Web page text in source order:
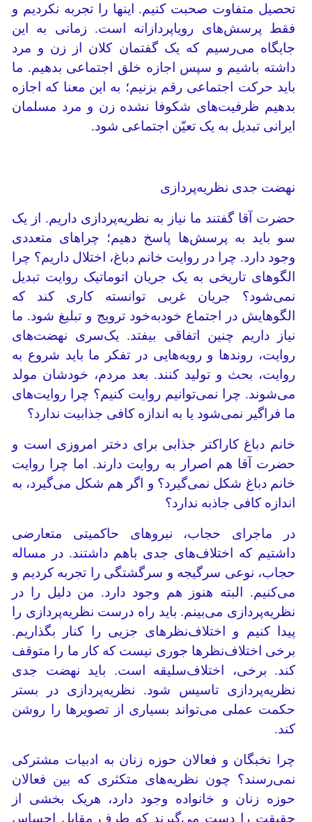
تحصیل متفاوت صحبت کنیم. اینها را تجربه نکردیم و
فقط پرسش‌های رویاپردازانه است. زمانی به این
جایگاه می‌رسیم که یک گفتمان کلان از زن و مرد
داشته باشیم و سپس اجازه خلق اجتماعی بدهیم. ما
باید حرکت اجتماعی رقم بزنیم؛ به این معنا که اجازه
بدهیم ظرفیت‌های شکوفا نشده زن و مرد مسلمان
ایرانی تبدیل به یک تعیّن اجتماعی شود.
نهضت جدی نظریه‌پردازی
حضرت آقا گفتند ما نیاز به نظریه‌پردازی داریم. از یک
سو باید به پرسش‌ها پاسخ دهیم؛ چراهای متعددی
وجود دارد. چرا در روایت خانم دباغ، اختلال داریم؟ چرا
الگوهای تاریخی به یک جریان اتوماتیک روایت تبدیل
نمی‌شود؟ جریان غربی توانسته کاری کند که
الگوهایش در اجتماع خودبه‌خود ترویج و تبلیغ شود. ما
نیاز داریم چنین اتفاقی بیفتد. یک‌سری نهضت‌های
روایت، روندها و رویه‌هایی در تفکر ما باید شروع به
روایت، بحث و تولید کنند. بعد مردم، خودشان مولد
می‌شوند‌. چرا نمی‌توانیم روایت کنیم؟ چرا روایت‌های
ما فراگیر نمی‌شود یا به اندازه کافی جذابیت ندارد؟
خانم دباغ کاراکتر جذابی برای دختر امروزی است و
حضرت آقا هم اصرار به روایت دارند. اما چرا روایت
خانم دباغ شکل نمی‌گیرد؟ و اگر هم شکل می‌گیرد، به
اندازه کافی جاذبه ندارد؟
در ماجرای حجاب، نیروهای حاکمیتی متعارضی
داشتیم که اختلاف‌های جدی باهم داشتند. در مساله
حجاب، نوعی سرگیجه و سرگشتگی را تجربه کردیم و
می‌کنیم. البته هنوز هم وجود دارد. من دلیل را در
نظریه‌پردازی می‌بینم. باید راه درست نظریه‌پردازی را
پیدا کنیم و اختلاف‌نظرهای جزیی را کنار بگذاریم.
برخی اختلاف‌نظرها جوری نیست که کار ما را متوقف
کند. برخی، اختلاف‌سلیقه است. باید نهضت جدی
نظریه‌پردازی تاسیس شود. نظریه‌پردازی در بستر
حکمت عملی می‌تواند بسیاری از تصویرها را روشن
کند.
چرا نخبگان و فعالان حوزه زنان به ادبیات مشترکی
نمی‌رسند؟ چون نظریه‌های متکثری که بین فعالان
حوزه زنان و خانواده وجود دارد، هریک بخشی از
حقیقت را دست می‌گیرند که طرف مقابل احساس